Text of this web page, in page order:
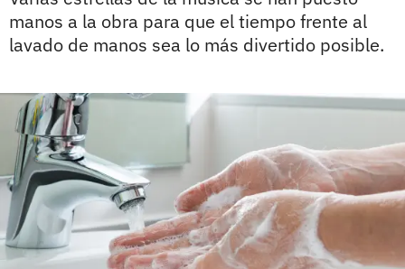
manos a la obra para que el tiempo frente al
lavado de manos sea lo más divertido posible.